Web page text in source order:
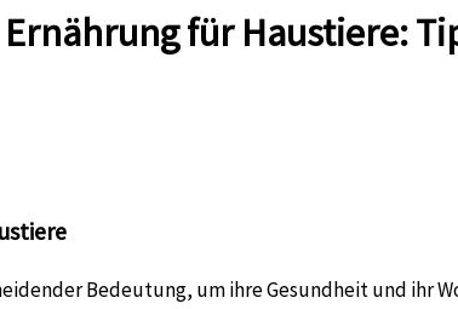
für Haustiere:
Bedeutung, um ihre Gesundheit und ihr